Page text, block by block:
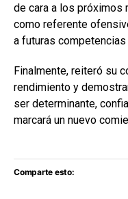
de cara a los próximos
como referente
a futuras
Finalmente, reiteró su
rendimiento y
ser determinante,
marcará un nuevo
Comparte esto: